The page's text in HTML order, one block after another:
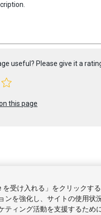
useful? Please give it a
this page
ナレッジベース フォーラ
約 法律関連 プライバシーポ
販売または共有しない
を受け入れる」をクリックする
ンを強化し、サイトの使用状
ティング活動を支援するため